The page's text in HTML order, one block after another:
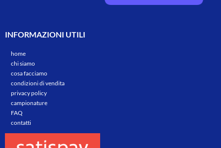
INFORMAZIONI UTILI
home
chi siamo
cosa facciamo
condizioni di vendita
privacy policy
campionature
FAQ
contatti